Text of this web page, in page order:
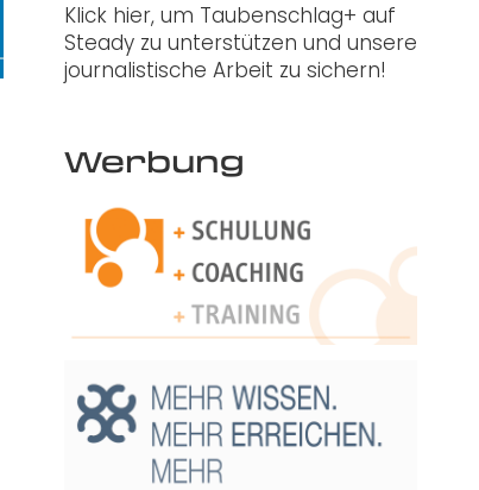
Klick hier, um Taubenschlag+ auf
Steady zu unterstützen und unsere
journalistische Arbeit zu sichern!
Werbung